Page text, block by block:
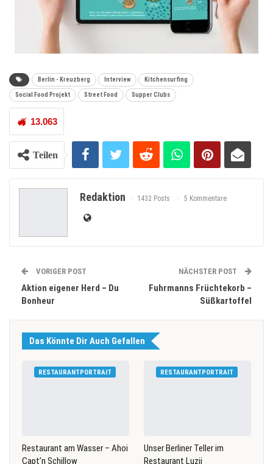
Berlin - Kreuzberg Interview Kitchensurfing
Social Food Projekt Street Food Supper Clubs
13.063
Teilen
Redaktion 1432 Posts 5 Kommentare
VORIGER POST
Aktion eigener Herd – Du
Bonheur
NÄCHSTER POST
Fuhrmanns Früchtekorb –
Süßkartoffel
Das Könnte Dir Auch Gefallen
RESTAURANTPORTRAIT
Restaurant am Wasser – Ahoi
Capt’n Schillow
RESTAURANTPORTRAIT
Unser Berliner Teller im
Restaurant Luzii